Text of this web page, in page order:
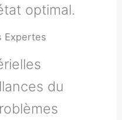
optimal.
Expertes
du